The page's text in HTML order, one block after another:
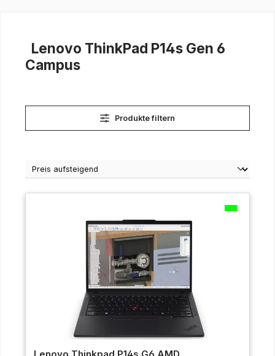
Lenovo ThinkPad P14s Gen 6
Campus
Produkte filtern